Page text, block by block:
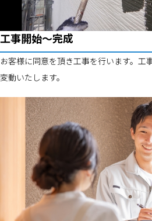
工事開始～完成
お客様に同意を頂き工事を行います。工
変動いたします。